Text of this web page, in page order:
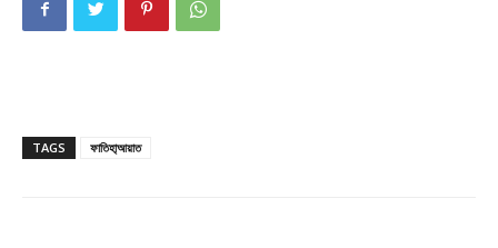
TAGS ফাতিহা্আয়াত